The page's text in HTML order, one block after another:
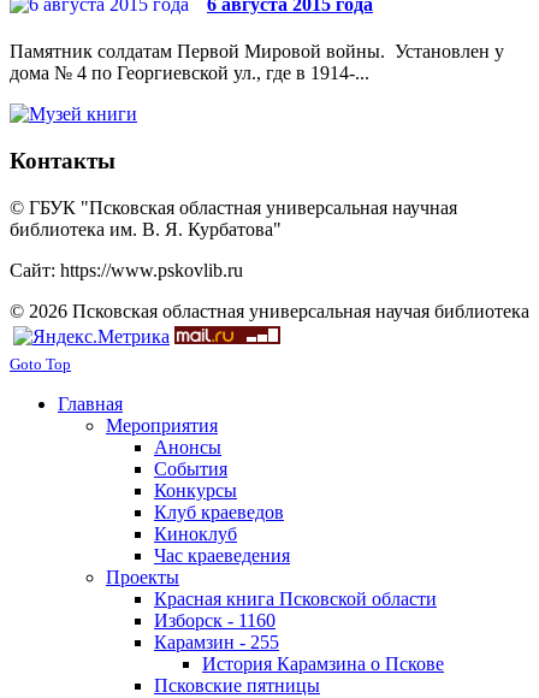
Памятник солдатам Первой Мировой войны. Установлен у
дома № 4 по Георгиевской ул., где в 1914-...
Контакты
© ГБУК "Псковская областная универсальная научная
библиотека им. В. Я. Курбатова"
Сайт: https://www.pskovlib.ru
© 2026 Псковская областная универсальная научая библиотека
Goto Top
Главная
Мероприятия
Анонсы
События
Конкурсы
Клуб краеведов
Киноклуб
Час краеведения
Проекты
Красная книга Псковской области
Изборск - 1160
Карамзин - 255
История Карамзина о Пскове
Псковские пятницы